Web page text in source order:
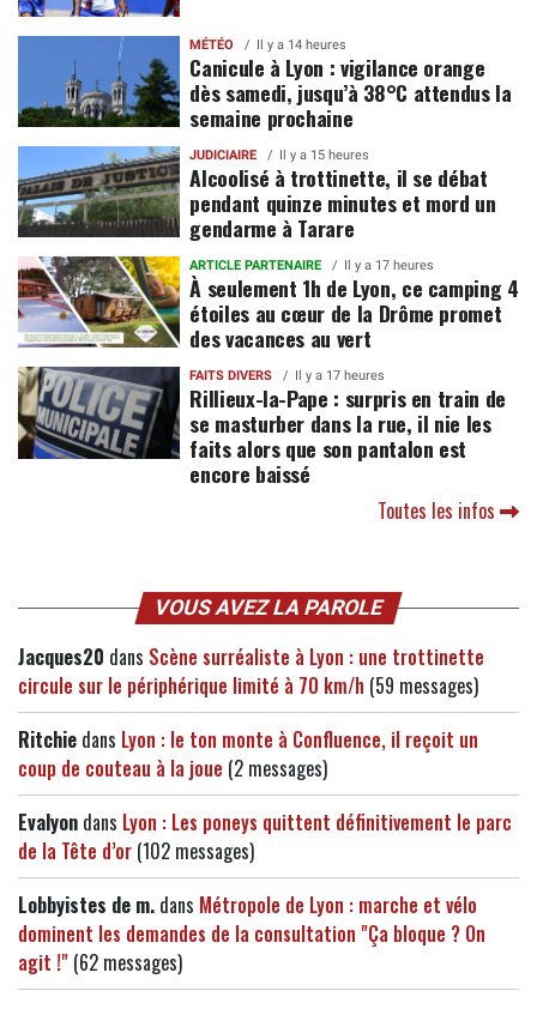
MÉTÉO Il y a 14 heures
Canicule à Lyon : vigilance orange
dès samedi, jusqu’à 38°C attendus la
semaine prochaine
JUDICIAIRE Il y a 15 heures
Alcoolisé à trottinette, il se débat
pendant quinze minutes et mord un
gendarme à Tarare
ARTICLE PARTENAIRE Il y a 17 heures
À seulement 1h de Lyon, ce camping 4
étoiles au cœur de la Drôme promet
des vacances au vert
FAITS DIVERS Il y a 17 heures
Rillieux-la-Pape : surpris en train de
se masturber dans la rue, il nie les
faits alors que son pantalon est
encore baissé
Toutes les infos
VOUS AVEZ LA PAROLE
Jacques20 dans Scène surréaliste à Lyon : une trottinette
circule sur le périphérique limité à 70 km/h (59 messages)
Ritchie dans Lyon : le ton monte à Confluence, il reçoit un
coup de couteau à la joue (2 messages)
Evalyon dans Lyon : Les poneys quittent définitivement le parc
de la Tête d’or (102 messages)
Lobbyistes de m. dans Métropole de Lyon : marche et vélo
dominent les demandes de la consultation "Ça bloque ? On
agit !" (62 messages)